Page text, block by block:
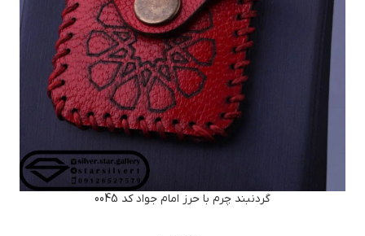
گردنبند چرم با حرز امام جواد کد 0045